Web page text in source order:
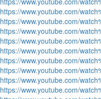
https://www.youtube.com/
https://www.youtube.com/
https://www.youtube.com/
https://www.youtube.com/
https://www.youtube.com/
https://www.youtube.com/
https://www.youtube.com/
https://www.youtube.com/
https://www.youtube.com/